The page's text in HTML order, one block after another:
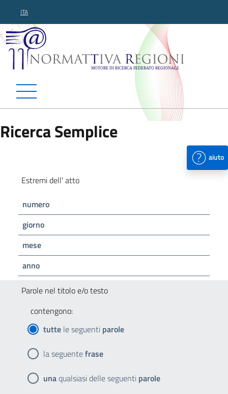
ITA
Normattiva Regioni -
Ricerca Semplice
aiuto
Estremi dell' atto
numero
giorno
mese
anno
Parole nel titolo e/o testo
contengono:
tutte le seguenti parole
la seguentefrase
unaqualsiasi delle seguenti parole